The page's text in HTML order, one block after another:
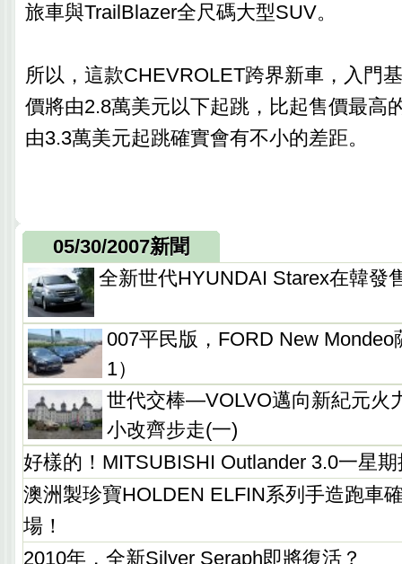
旅車與TrailBlazer全尺碼大型SUV。
所以，這款CHEVROLET跨界新車，入門
價將由2.8萬美元以下起跳，比起售價最高
由3.3萬美元起跳確實會有不小的差距。
05/30/2007新聞
全新世代HYUNDAI Starex在韓發
007平民版，FORD New
1）
世代交棒—VOLVO邁向新紀元火
小改齊步走(一)
好樣的！MITSUBISHI Outlander 3.0一星
澳洲製珍寶HOLDEN ELFIN系列手造跑車
場！
2010年，全新Silver Seraph即將復活？